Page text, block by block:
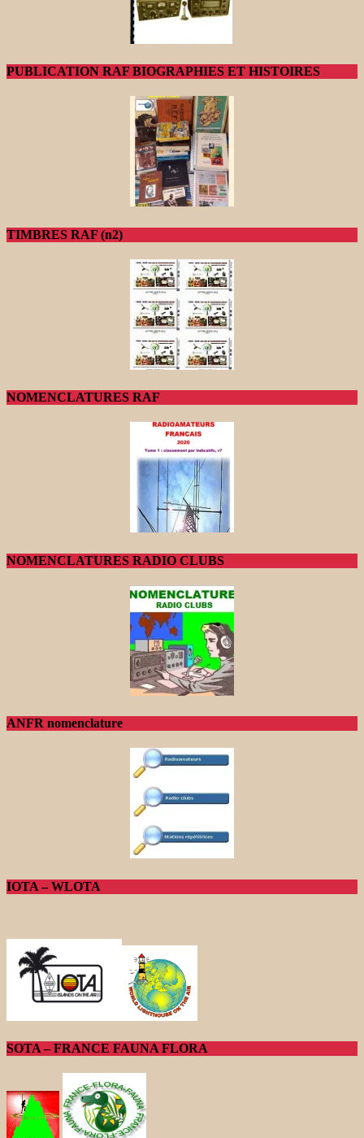
PUBLICATION RAF BIOGRAPHIES ET HISTOIRES
TIMBRES RAF (n2)
NOMENCLATURES RAF
NOMENCLATURES RADIO CLUBS
ANFR nomenclature
IOTA – WLOTA
SOTA – FRANCE FAUNA FLORA